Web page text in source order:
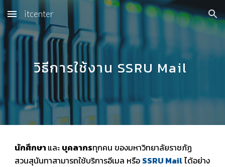
Skip to main content Skip to navigation
itcenter
วิธีการใช้งาน SSRU Mail
นักศึกษา และ บุคลากรทุกคน ของมหาวิทยาลัยราชภัฏ
สวนสุนันทาสามารถใช้บริการอีเมล หรือ SSRU Mailได้อย่าง